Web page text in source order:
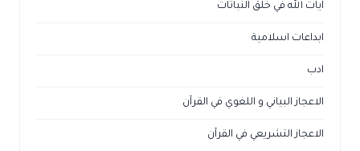
آيات الله في خلق النباتات
ابداعات اسلامية
ادب
الاعجاز البياني و اللغوي في القرآن
الاعجاز التشريعي في القرآن